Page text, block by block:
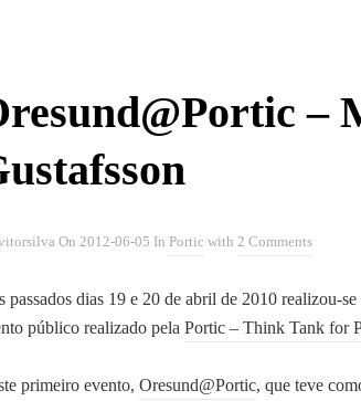
–
On 2012-06-05 In Portic with 2 Comments
passados dias 19 e 20 de abril de 2010 realizou-
público realizado pela Portic – Think Tank for
primeiro evento, Oresund@Portic, que teve